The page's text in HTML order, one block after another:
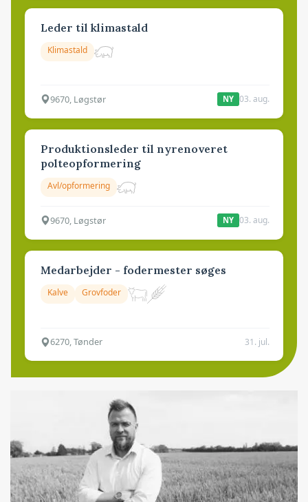
Leder til klimastald
Klimastald
9670, Løgstør NY 03. aug.
Produktionsleder til nyrenoveret
polteopformering
Avl/opformering
9670, Løgstør NY 03. aug.
Medarbejder - fodermester søges
Kalve Grovfoder
6270, Tønder 31. jul.